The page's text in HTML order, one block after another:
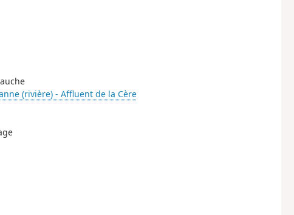
(rivière) - Affluent de la Cère